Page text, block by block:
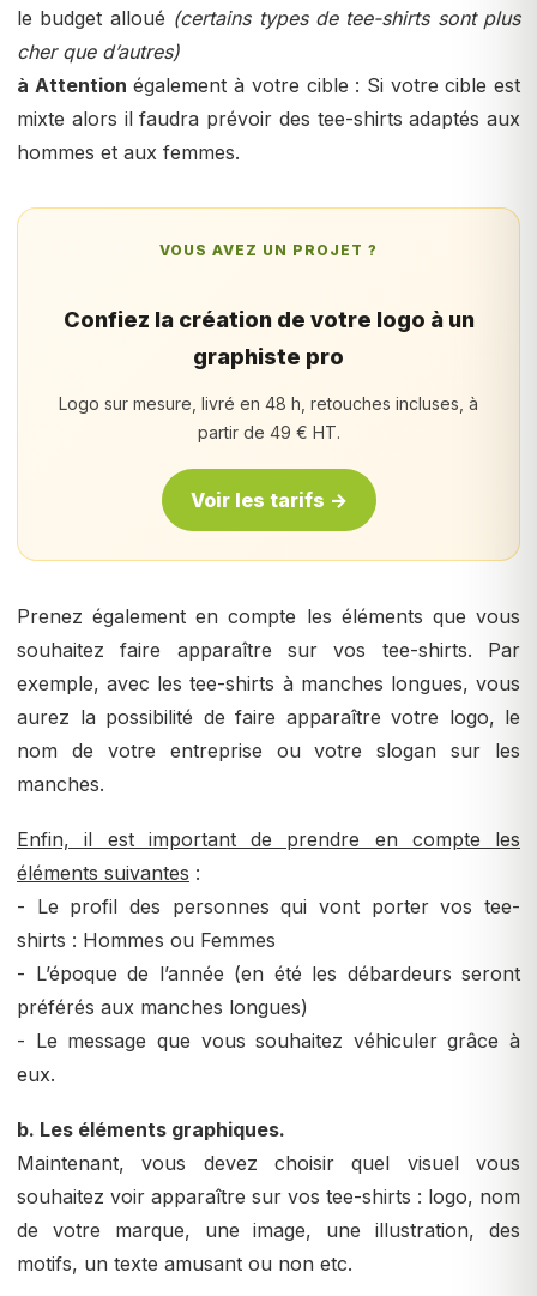
le budget alloué (certains types de tee-shirts sont plus
cher que d’autres)
à Attention également à votre cible : Si votre cible est
mixte alors il faudra prévoir des tee-shirts adaptés aux
hommes et aux femmes.
VOUS AVEZ UN PROJET ?
Confiez la création de votre logo à un
graphiste pro
Logo sur mesure, livré en 48 h, retouches incluses, à
partir de 49 € HT.
Voir les tarifs →
Prenez également en compte les éléments que vous
souhaitez faire apparaître sur vos tee-shirts. Par
exemple, avec les tee-shirts à manches longues, vous
aurez la possibilité de faire apparaître votre logo, le
nom de votre entreprise ou votre slogan sur les
manches.
Enfin, il est important de prendre en compte les
éléments suivantes :
- Le profil des personnes qui vont porter vos tee-
shirts : Hommes ou Femmes
- L’époque de l’année (en été les débardeurs seront
préférés aux manches longues)
- Le message que vous souhaitez véhiculer grâce à
eux.
b. Les éléments graphiques.
Maintenant, vous devez choisir quel visuel vous
souhaitez voir apparaître sur vos tee-shirts : logo, nom
de votre marque, une image, une illustration, des
motifs, un texte amusant ou non etc.